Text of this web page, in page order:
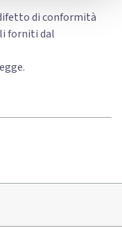
di conformità
forniti dal